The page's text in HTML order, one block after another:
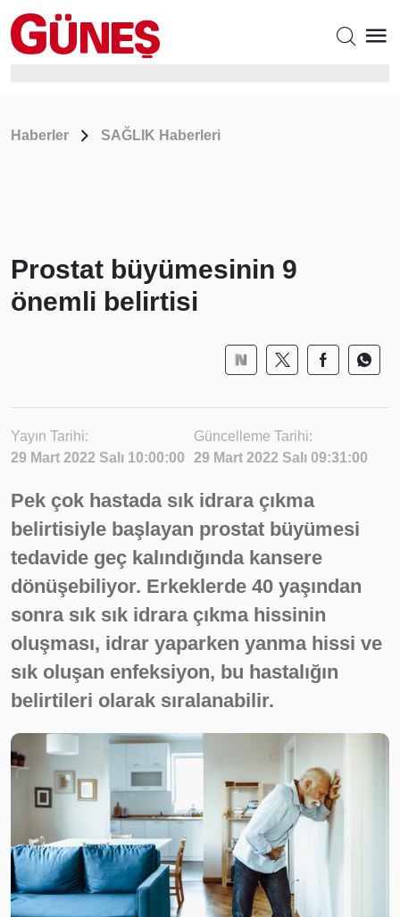
Haberler SAĞLIK Haberleri
Prostat büyümesinin 9
önemli belirtisi
Yayın Tarihi:
29 Mart 2022 Salı 10:00:00
Güncelleme Tarihi:
29 Mart 2022 Salı 09:31:00
Pek çok hastada sık idrara çıkma
belirtisiyle başlayan prostat büyümesi
tedavide geç kalındığında kansere
dönüşebiliyor. Erkeklerde 40 yaşından
sonra sık sık idrara çıkma hissinin
oluşması, idrar yaparken yanma hissi ve
sık oluşan enfeksiyon, bu hastalığın
belirtileri olarak sıralanabilir.